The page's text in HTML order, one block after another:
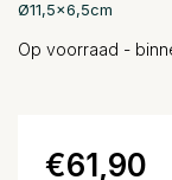
Ø11,5x6,5cm
Op voorraad -
€61,90